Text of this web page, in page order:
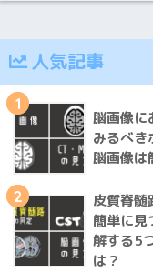
人気記事
1
脳画像に
みるべき
脳画像は
2
皮質脊髄
簡単に見
解する5
は？